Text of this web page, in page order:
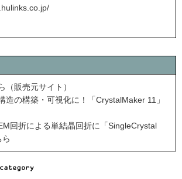
販売元サイト）
の構築・可視化に！「CrystalMaker 11」
回折による単結晶回折に「SingleCrystal